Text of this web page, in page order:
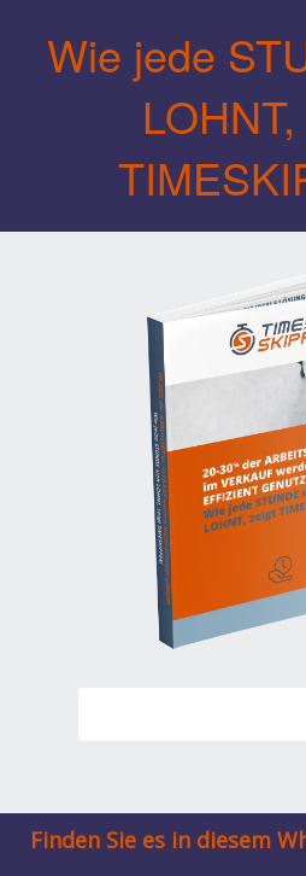
Wie jede
Finden Sie es in diesem